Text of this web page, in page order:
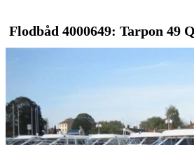
Flodbåd 4000649: Tarpon 49